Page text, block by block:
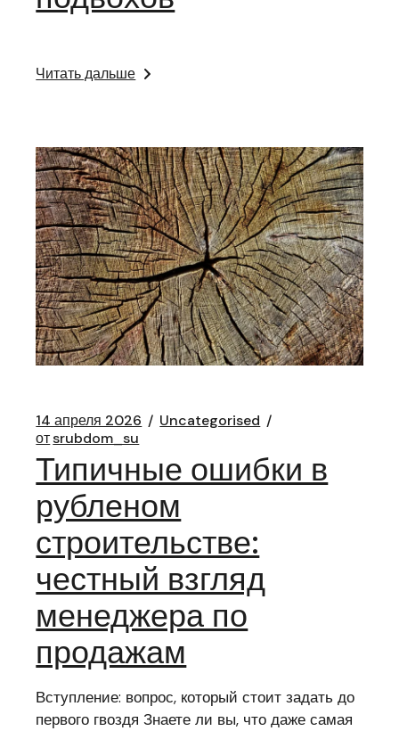
Читать дальше
14 апреля 2026
Uncategorised
отsrubdom_su
Типичные ошибки в
рубленом
строительстве:
честный взгляд
менеджера по
продажам
Вступление: вопрос, который стоит задать до
первого гвоздя Знаете ли вы, что даже самая